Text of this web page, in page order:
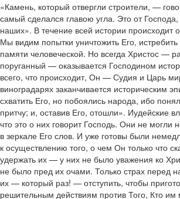
«Камень, который отвергли строители, —
самый сделался главою угла. Это от
наших». В течение всей истории происходит
Мы видим попытки уничтожить Его,
памяти человеческой. Но всегда Христос —
поруганный — оказывается Господином
всего, что происходит, Он — Судия и Царь
виноградарях заканчивается историческим
схватить Его, но побоялись народа, ибо
притчу; и, оставив Его, отошли». Иудейские
что это о них говорит Господь. Они не могли
в зеркале Его слов. И уже готовы были
к осуществлению того, о чем Он только что
удержать их — у них не было уважения ко
не было пред их очами. Только страх перед
их — который раз! — отступить, чтобы
решительным действиям против Того, Кто